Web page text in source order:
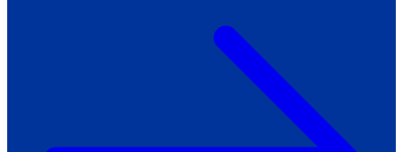
Всеукраїнський пісенний
челендж «Україно, ти є!»
Молодіжний челендж «Жестова
мова для мене – це…»
Репортажі спеціальних та
інклюзивних начальних закладів